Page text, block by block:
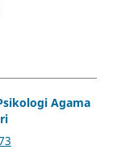
Agama